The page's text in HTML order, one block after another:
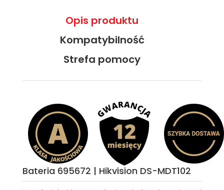
Opis produktu
Kompatybilność
Strefa pomocy
Bateria 695672 | Hikvision DS-MDT102